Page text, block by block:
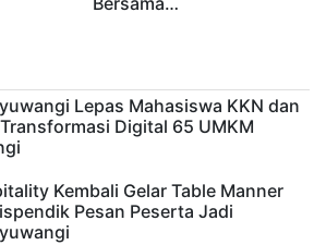
Lepas Mahasiswa KKN dan
Digital 65 UMKM
Kembali Gelar Table Manner
Pesan Peserta Jadi